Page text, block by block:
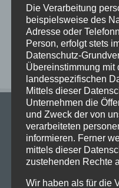
voller Vorfreude,
Neueste
Adresse: Heiliger
Die Verarbeitung
beispielsweise des
Adresse oder
Person, erfolgt stets
Datenschutz-
Übereinstimmung mit
landesspezifischen
Mittels dieser
Unternehmen die
und Zweck der von
verarbeiteten
informieren. Ferner
mittels dieser
zustehenden Rechte
Wir haben als für die